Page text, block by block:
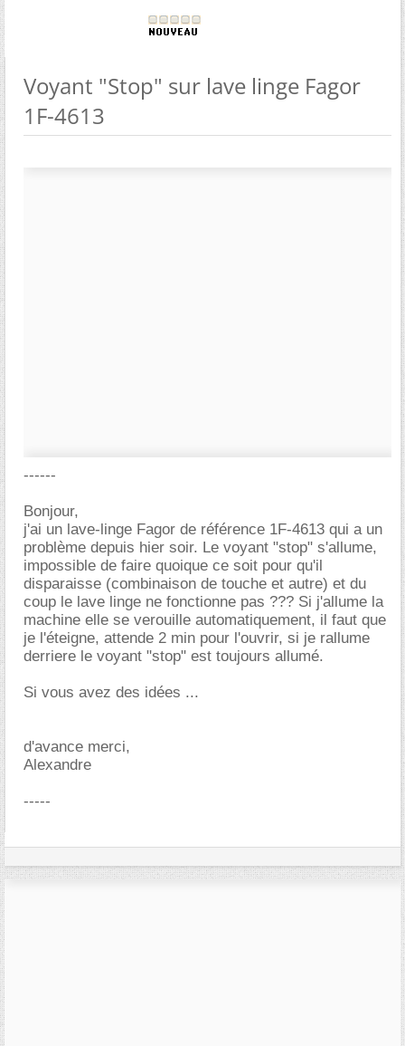
Voyant "Stop" sur lave linge Fagor
1F-4613
------
Bonjour,
j'ai un lave-linge Fagor de référence 1F-4613 qui a un
problème depuis hier soir. Le voyant "stop" s'allume,
impossible de faire quoique ce soit pour qu'il
disparaisse (combinaison de touche et autre) et du
coup le lave linge ne fonctionne pas ??? Si j'allume la
machine elle se verouille automatiquement, il faut que
je l'éteigne, attende 2 min pour l'ouvrir, si je rallume
derriere le voyant "stop" est toujours allumé.
Si vous avez des idées ...
d'avance merci,
Alexandre
-----